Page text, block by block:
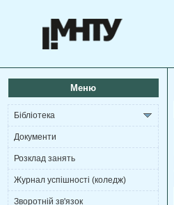
Меню
Бібліотека
Документи
Розклад занять
Журнал успішності (коледж)
Зворотній зв'язок